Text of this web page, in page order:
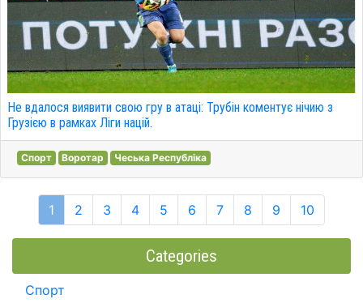
Не вдалося виявити свою гру в атаці: Трубін коментує нічию з
Грузією в рамках Ліги націй.
Спорт Воротар Чеська Республіка
1 2 3 4 5 6 7 8 9 10
Categories
Спорт